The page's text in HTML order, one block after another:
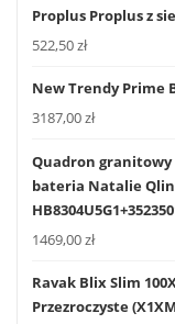
Proplus Proplus z
522,50zł
New Trendy Prime
3187,00zł
Quadron granitowy
bateria Natalie
1469,00zł
Ravak Blix Slim
Przezroczyste